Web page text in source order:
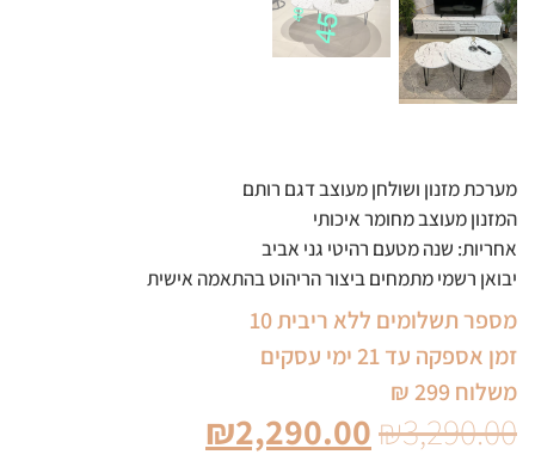
מערכת מזנון ושולחן מעוצב דגם רותם
המזנון מעוצב מחומר איכותי
אחריות: שנה מטעם רהיטי גני אביב
יבואן רשמי מתמחים ביצור הריהוט בהתאמה אישית
מספר תשלומים ללא ריבית 10
זמן אספקה עד 21 ימי עסקים
משלוח 299 ₪
₪3,290.00
₪2,290.00